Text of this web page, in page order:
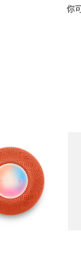
你
图库 图像